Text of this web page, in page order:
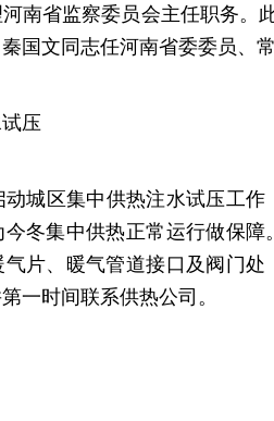
南省监察委员会主任职务。
国文同志任河南省委委员、
压
城区集中供热注水试压工
冬集中供热正常运行做保
片、暖气管道接口及阀门
一时间联系供热公司。